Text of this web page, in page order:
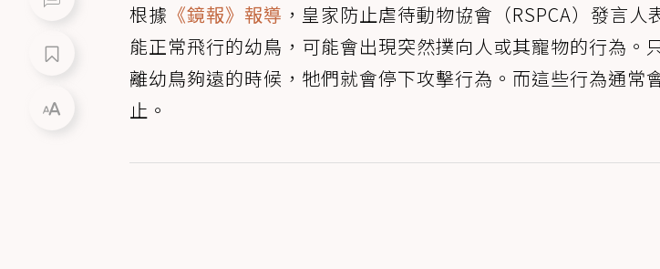
根據 《鏡報》報導 ，皇家防止虐待動物協會（RSPCA）發言
能正常飛行的幼鳥，可能會出現突然撲向人或其寵物的行為。
離幼鳥夠遠的時候，牠們就會停下攻擊行為。而這些行為通常
止。